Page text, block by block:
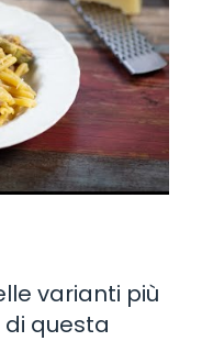
varianti più
questa